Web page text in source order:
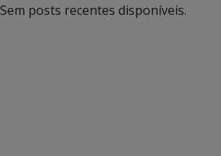
Sem posts recentes disponíveis.